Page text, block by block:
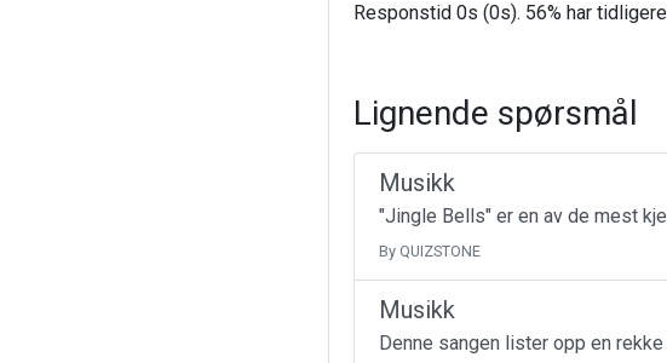
Responstid 0s (0s). 56% har
Lignende spørsmål
Musikk
"Jingle Bells" er en av de mest
By QUIZSTONE
Musikk
Denne sangen lister opp en